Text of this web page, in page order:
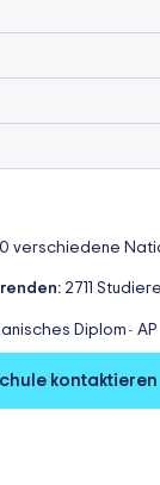
verschiedene
2711
Diplom - AP
kontaktieren